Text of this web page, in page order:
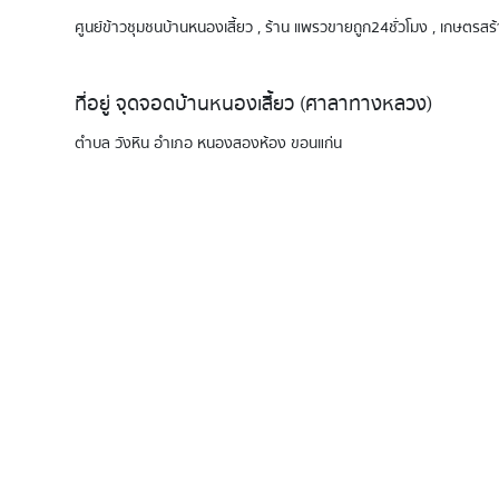
ศูนย์ข้าวชุมชนบ้านหนองเสี้ยว , ร้าน แพรวขายถูก24ชั่วโมง , เกษตร
ที่อยู่ จุดจอดบ้านหนองเสี้ยว (ศาลาทางหลวง)
ตำบล วังหิน อำเภอ หนองสองห้อง ขอนแก่น